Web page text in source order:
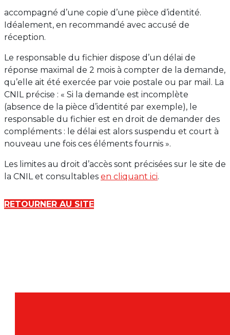
accompagné d’une copie d’une pièce d’identité.
Idéalement, en recommandé avec accusé de
réception.
Le responsable du fichier dispose d’un délai de
réponse maximal de 2 mois à compter de la demande,
qu’elle ait été exercée par voie postale ou par mail. La
CNIL précise : « Si la demande est incomplète
(absence de la pièce d’identité par exemple), le
responsable du fichier est en droit de demander des
compléments : le délai est alors suspendu et court à
nouveau une fois ces éléments fournis ».
Les limites au droit d’accès sont précisées sur le site de
la CNIL et consultables en cliquant ici.
RETOURNER AU SITE